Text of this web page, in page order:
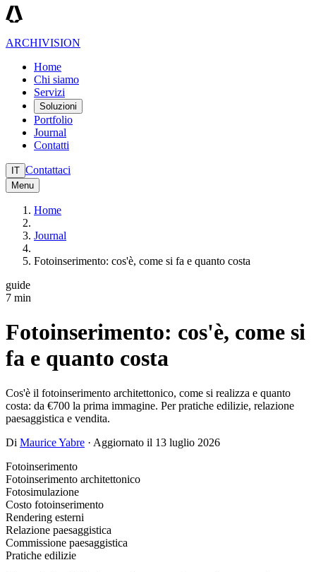
ARCHIVISION
Home
Chi siamo
Servizi
Soluzioni
Portfolio
Journal
Contatti
IT Contattaci
Menu
Home
Journal
Fotoinserimento: cos'è, come si fa e quanto costa
guide
7 min
Fotoinserimento: cos'è, come si
fa e quanto costa
Cos'è il fotoinserimento architettonico, come si realizza e quanto
costa: da €700 la prima immagine. Per pratiche edilizie, relazione
paesaggistica e vendita.
Di Maurice Yabre · Aggiornato il 13 luglio 2026
Fotoinserimento
Fotoinserimento architettonico
Fotosimulazione
Costo fotoinserimento
Rendering esterni
Relazione paesaggistica
Commissione paesaggistica
Pratiche edilizie